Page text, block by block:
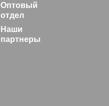
Оптовый
отдел
Наши
партнеры